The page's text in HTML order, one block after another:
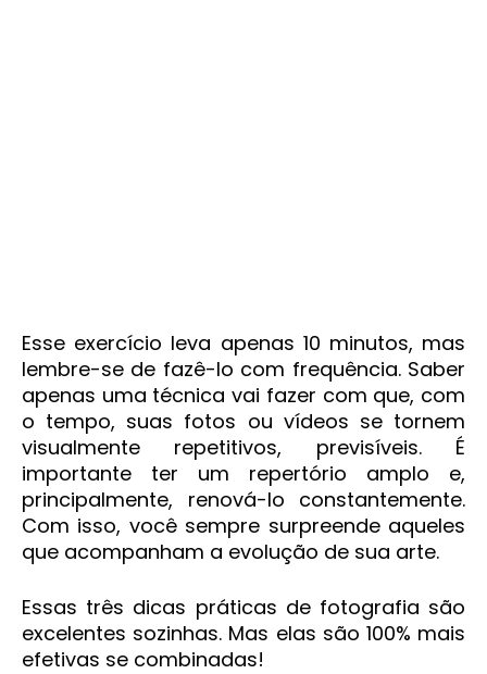
Esse exercício leva apenas 10 minutos, mas
lembre-se de fazê-lo com frequência. Saber
apenas uma técnica vai fazer com que, com
o tempo, suas fotos ou vídeos se tornem
visualmente repetitivos, previsíveis. É
importante ter um repertório amplo e,
principalmente, renová-lo constantemente.
Com isso, você sempre surpreende aqueles
que acompanham a evolução de sua arte.
Essas três dicas práticas de fotografia são
excelentes sozinhas. Mas elas são 100% mais
efetivas se combinadas!